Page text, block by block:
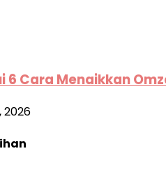
6 Cara Menaikkan
2026